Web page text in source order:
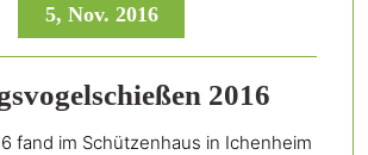
5, Nov. 2016
2016
fand im Schützenhaus in Ichenheim